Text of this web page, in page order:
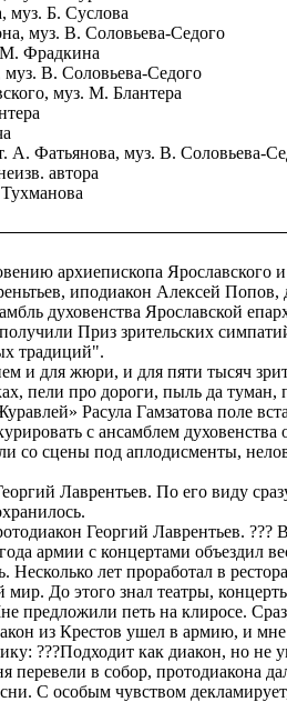
муз. Б. Суслова
муз. В. Соловьева-Седого
М. Фрадкина
В. Соловьева-Седого
муз. М. Блантера
А. Фатьянова, муз. В. Соловьева-
автора
архиепископа
иподиакон Алексей
духовенства Ярославской
Приз зрительских
традиций".
и для жюри, и для пяти тысяч
пели про дороги, пыль да туман,
Расула Гамзатова поле
с ансамблем
со сцены под аплодисменты,
Лаврентьев. По его виду
Георгий Лаврентьев.
армии с концертами объездил
Несколько лет проработал в
мир. До этого знал театры,
предложили петь на клиросе.
из Крестов ушел в армию, и
???Подходит как диакон, но
в собор, протодиакона
С особым чувством